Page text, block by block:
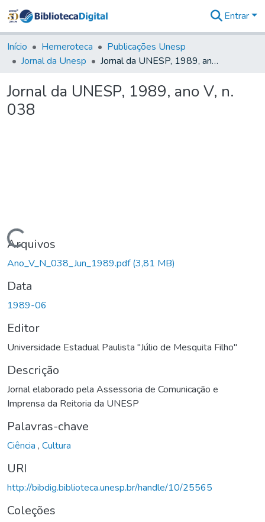
&
Coleções
Tudo na
Digital
Entrar
Início Hemeroteca
Publicações Unesp
Jornal da Unesp
Jornal da UNESP, 1989, ano V, n. 038
Jornal da UNESP, 1989, ano V, n.
038
Carregando...
Arquivos
Ano_V_N_038_Jun_1989.pdf(3,81 MB)
Data
1989-06
Editor
Universidade Estadual Paulista "Júlio de Mesquita Filho"
Descrição
Jornal elaborado pela Assessoria de Comunicação e
Imprensa da Reitoria da UNESP
Palavras-chave
Ciência , Cultura
URI
http://bibdig.biblioteca.unesp.br/handle/10/25565
Coleções